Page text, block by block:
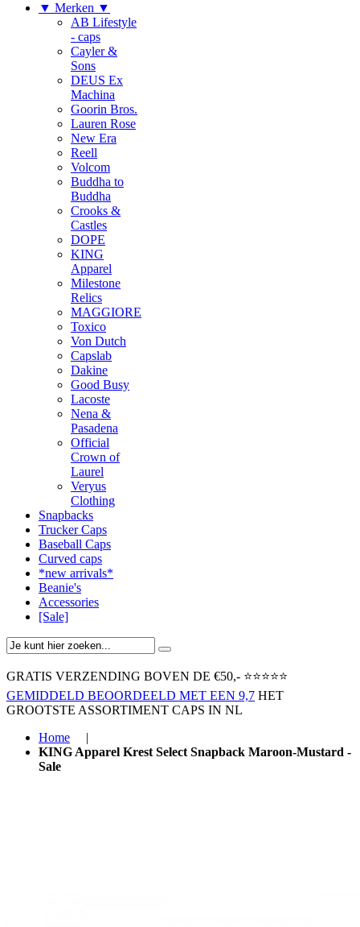
▼ Merken ▼
AB Lifestyle
- caps
Cayler &
Sons
DEUS Ex
Machina
Goorin Bros.
Lauren Rose
New Era
Reell
Volcom
Buddha to
Buddha
Crooks &
Castles
DOPE
KING
Apparel
Milestone
Relics
MAGGIORE
Toxico
Von Dutch
Capslab
Dakine
Good Busy
Lacoste
Nena &
Pasadena
Official
Crown of
Laurel
Veryus
Clothing
Snapbacks
Trucker Caps
Baseball Caps
Curved caps
*new arrivals*
Beanie's
Accessories
[Sale]
GRATIS VERZENDING BOVEN ​DE €50,-​ ⭐⭐⭐⭐⭐
GEMIDDELD BEOORDEELD MET EEN 9,7 HET
GROOTSTE ASSORTIMENT CAPS IN NL
Home
|
KING Apparel Krest Select Snapback Maroon-Mustard -
Sale